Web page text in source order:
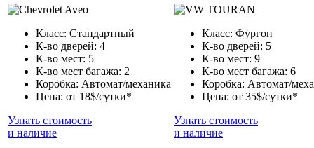
Класс: Стандартный
К-во дверей: 4
К-во мест: 5
К-во мест багажа: 2
Коробка: Автомат/механика
Цена: от 18$/сутки*
Узнать стоимость
и наличие
Класс: Фургон
К-во дверей: 5
К-во мест: 9
К-во мест багажа: 6
Коробка: Автомат/
Цена: от 35$/сутки*
Узнать стоимость
и наличие